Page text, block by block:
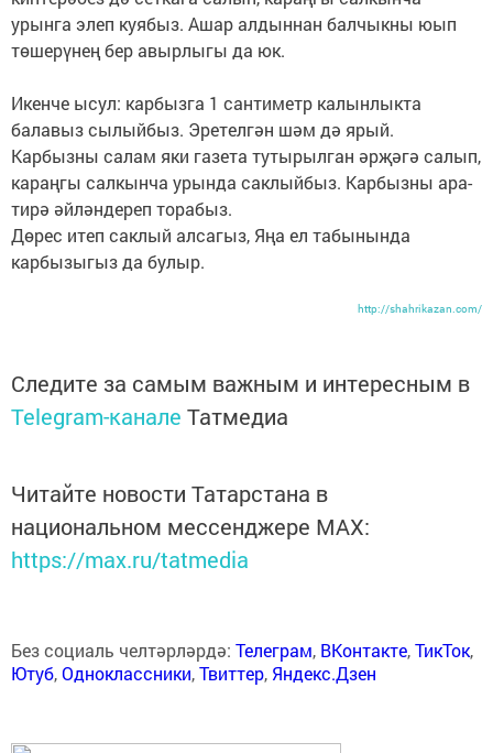
урынга элеп куябыз. Ашар алдыннан балчыкны юып
төшерүнең бер авырлыгы да юк.
Икенче ысул: карбызга 1 сантиметр калынлыкта
балавыз сылыйбыз. Эретелгән шәм дә ярый.
Карбызны салам яки газета тутырылган әрҗәгә салып,
караңгы салкынча урында саклыйбыз. Карбызны ара-
тирә әйләндереп торабыз.
Дөрес итеп саклый алсагыз, Яңа ел табынында
карбызыгыз да булыр.
http://shahrikazan.com/
Следите за самым важным и интересным в
Telegram-канале Татмедиа
Читайте новости Татарстана в
национальном мессенджере MАХ:
https://max.ru/tatmedia
Без социаль челтәрләрдә: Телеграм, ВКонтакте,ТикТок,
Ютуб,Одноклассники,Твиттер, Яндекс.Дзен